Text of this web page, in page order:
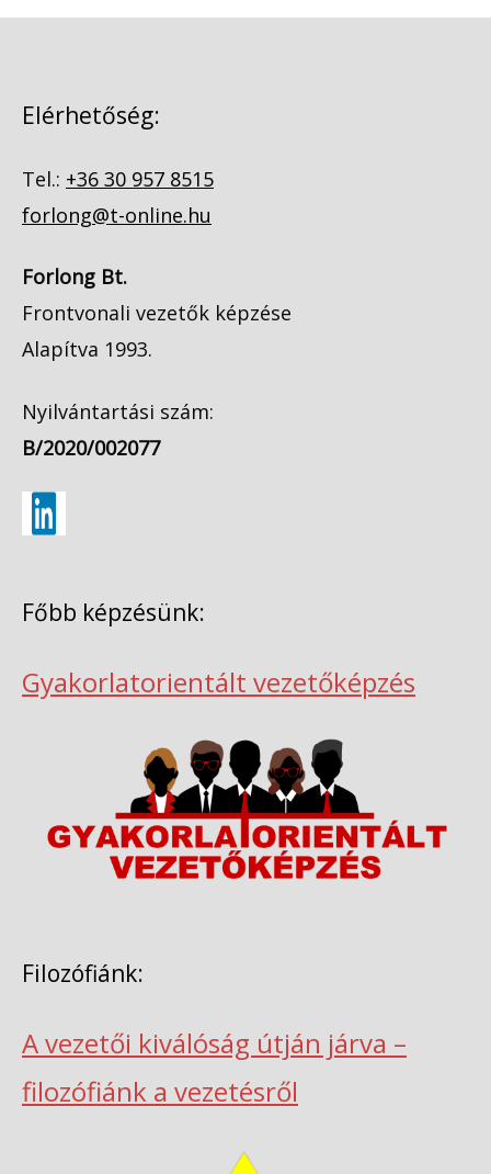
Elérhetőség:
Tel.: +36 30 957 8515
forlong@t-online.hu
Forlong Bt.
Frontvonali vezetők képzése
Alapítva 1993.
Nyilvántartási szám:
B/2020/002077
Főbb képzésünk:
Gyakorlatorientált vezetőképzés
Filozófiánk:
A vezetői kiválóság útján járva –
filozófiánk a vezetésről